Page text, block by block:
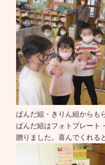
ぱんだ組・きりん組からも
ぱんだ組はフォトプレート
贈りました。喜んでくれる